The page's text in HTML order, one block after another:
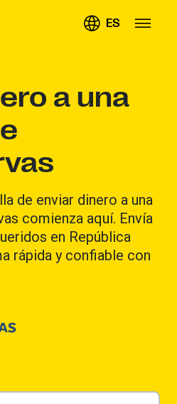
ES
a una
de enviar dinero a una
comienza aquí. Envía
en República
rápida y confiable con